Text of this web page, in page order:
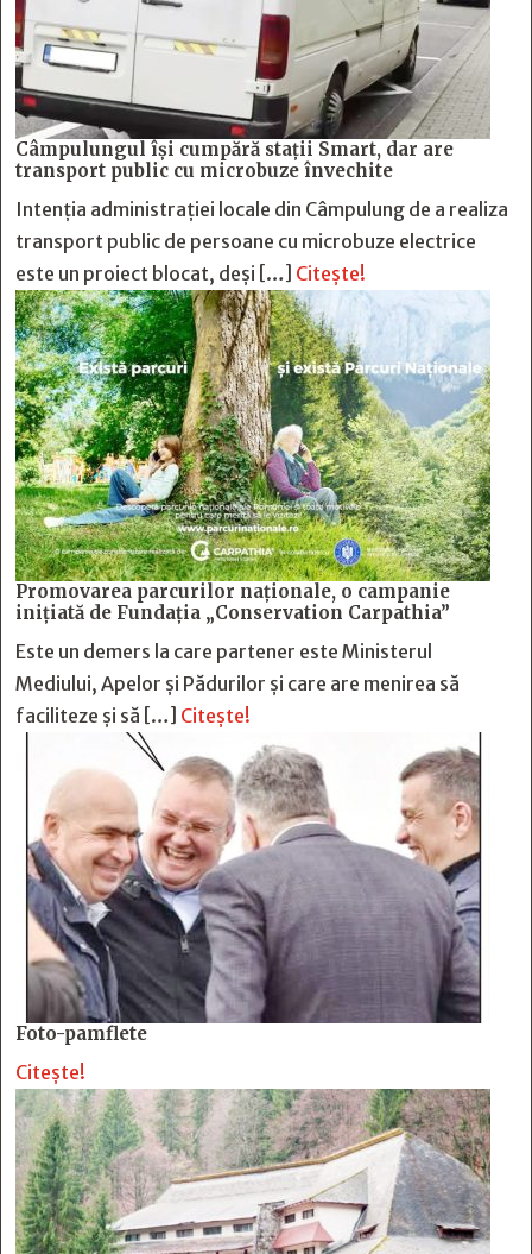
Câmpulungul îşi cumpără staţii Smart, dar are
transport public cu microbuze învechite
Intenția administrației locale din Câmpulung de a realiza
transport public de persoane cu microbuze electrice
este un proiect blocat, deși […] Citește!
Promovarea parcurilor naționale, o campanie
inițiată de Fundația „Conservation Carpathia”
Este un demers la care partener este Ministerul
Mediului, Apelor și Pădurilor și care are menirea să
faciliteze și să […] Citește!
Foto-pamflete
Citește!